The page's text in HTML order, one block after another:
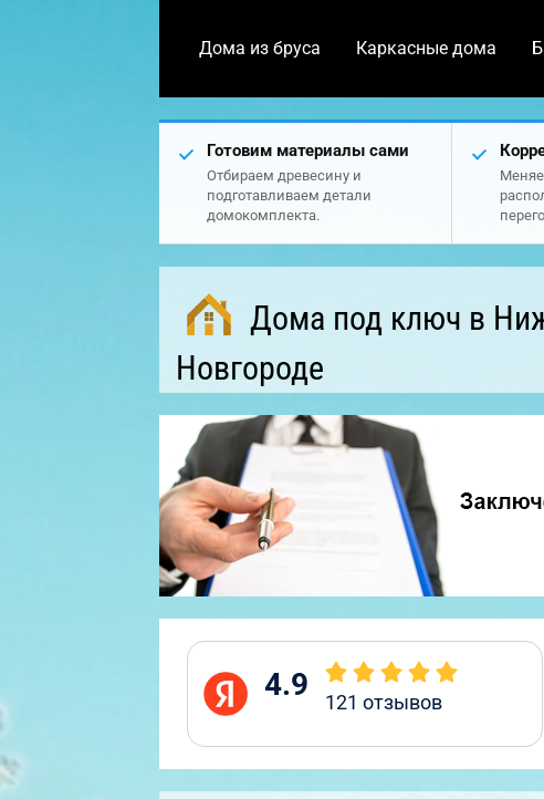
Дома из бруса Каркасные дома
Готовим материалы сами
Отбираем древесину и
подготавливаем детали
домокомплекта.
Дома под ключ в
Новгороде
4.9 121 отзывов